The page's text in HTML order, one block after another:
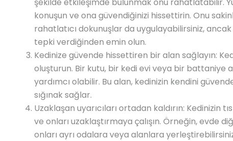
konuşun ve ona güvendiğinizi hissettirin. Onu
rahatlatıcı dokunuşlar da uygulayabilirsiniz,
tepki verdiğinden emin olun.
Kedinize güvende hissettiren bir alan sağlayın:
oluşturun. Bir kutu, bir kedi evi veya bir battaniye
yardımcı olabilir. Bu alan, kedinizin kendini
sığınak sağlar.
Uzaklaşan uyarıcıları ortadan kaldırın:
ve onları uzaklaştırmaya çalışın. Örneğin, evde
onları ayrı odalara veya alanlara